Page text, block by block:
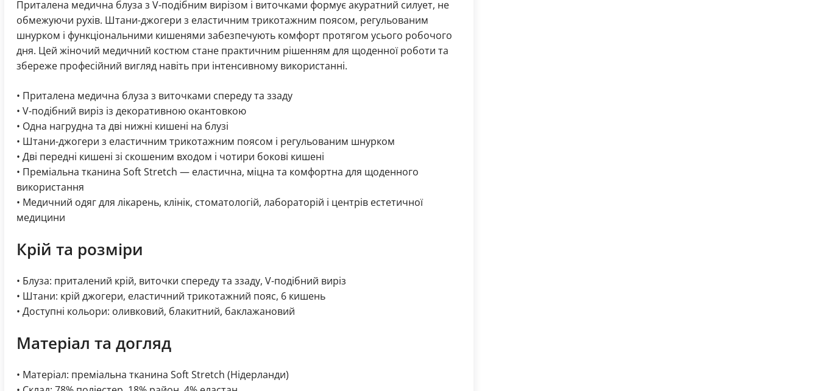
Приталена медична блуза з V-подібним вирізом і виточками формує акуратний силует, не
обмежуючи рухів. Штани-джогери з еластичним трикотажним поясом, регульованим
шнурком і функціональними кишенями забезпечують комфорт протягом усього робочого
дня. Цей жіночий медичний костюм стане практичним рішенням для щоденної роботи та
збереже професійний вигляд навіть при інтенсивному використанні.
• Приталена медична блуза з виточками спереду та ззаду
• V-подібний виріз із декоративною окантовкою
• Одна нагрудна та дві нижні кишені на блузі
• Штани-джогери з еластичним трикотажним поясом і регульованим шнурком
• Дві передні кишені зі скошеним входом і чотири бокові кишені
• Преміальна тканина Soft Stretch — еластична, міцна та комфортна для щоденного
використання
• Медичний одяг для лікарень, клінік, стоматологій, лабораторій і центрів естетичної
медицини
Крій та розміри
• Блуза: приталений крій, виточки спереду та ззаду, V-подібний виріз
• Штани: крій джогери, еластичний трикотажний пояс, 6 кишень
• Доступні кольори: оливковий, блакитний, баклажановий
Матеріал та догляд
• Матеріал: преміальна тканина Soft Stretch (Нідерланди)